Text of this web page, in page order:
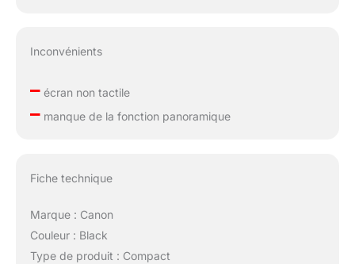
Inconvénients
–écran non tactile
–manque de la fonction panoramique
Fiche technique
Marque : Canon
Couleur : Black
Type de produit : Compact